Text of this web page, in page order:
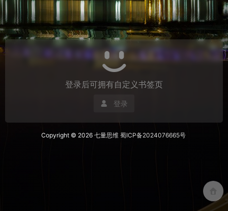
登录后可拥有自定义书签页
登录
Copyright © 2026 七量思维 蜀ICP备2024076665号